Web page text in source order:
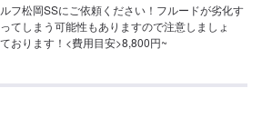
フ松岡SSにご依頼ください！フルードが劣化す
てしまう可能性もありますので注意しましょ
おります！<費用目安>8,800円~